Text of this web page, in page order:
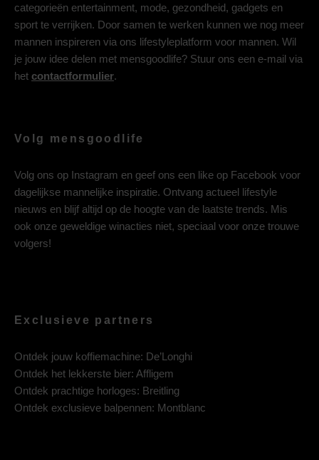
categorieën entertainment, mode, gezondheid, gadgets en
sport te verrijken. Door samen te werken kunnen we nog meer
mannen inspireren via ons lifestyleplatform voor mannen. Wil
je jouw idee delen met mensgoodlife? Stuur ons een e-mail via
het contactformulier.
Volg mensgoodlife
Volg ons op Instagram en geef ons een like op Facebook voor
dagelijkse mannelijke inspiratie. Ontvang actueel lifestyle
nieuws en blijf altijd op de hoogte van de laatste trends. Mis
ook onze geweldige winacties niet, speciaal voor onze trouwe
volgers!
Exclusieve partners
Ontdek jouw koffiemachine: De’Longhi
Ontdek het lekkerste bier: Affligem
Ontdek prachtige horloges: Breitling
Ontdek exclusieve balpennen: Montblanc